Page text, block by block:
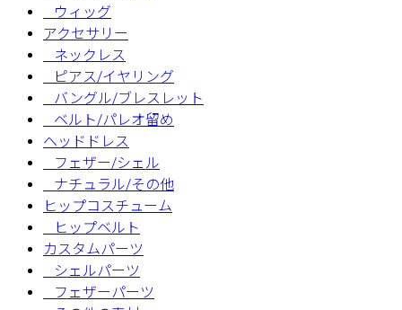
ウィッグ
アクセサリー
ネックレス
ピアス/イヤリング
バングル/ブレスレット
ベルト/パレオ留め
ヘッドドレス
フェザー/シェル
ナチュラル/その他
ヒップコスチューム
ヒップベルト
カスタムパーツ
シェルパーツ
フェザーパーツ